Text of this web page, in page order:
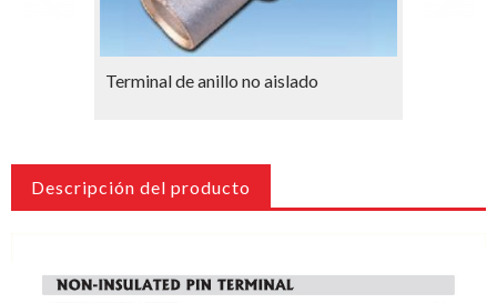
Terminal de anillo no aislado
Descripción del producto